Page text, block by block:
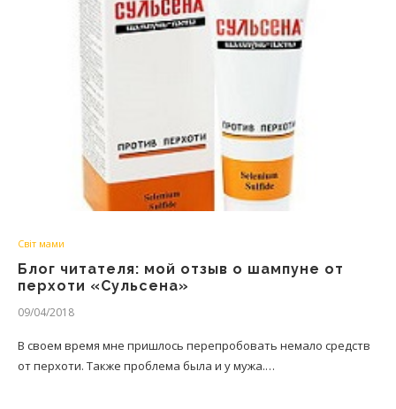
Світ мами
Блог читателя: мой отзыв о шампуне от
перхоти «Сульсена»
09/04/2018
В своем время мне пришлось перепробовать немало средств
от перхоти. Также проблема была и у мужа.…